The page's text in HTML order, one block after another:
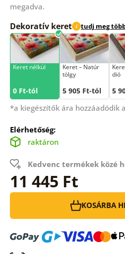
megadva.
Dekoratív keret i tudj meg
Keret nélkül
0 Ft-tól
Keret – Natúr
tölgy
5 905 Ft-tól
dió
5
*a kiegészítők ára hozzáadódik
Elérhetőség:
raktáron
Kedvenc termékek közé
11 445 Ft
KOSÁRBA